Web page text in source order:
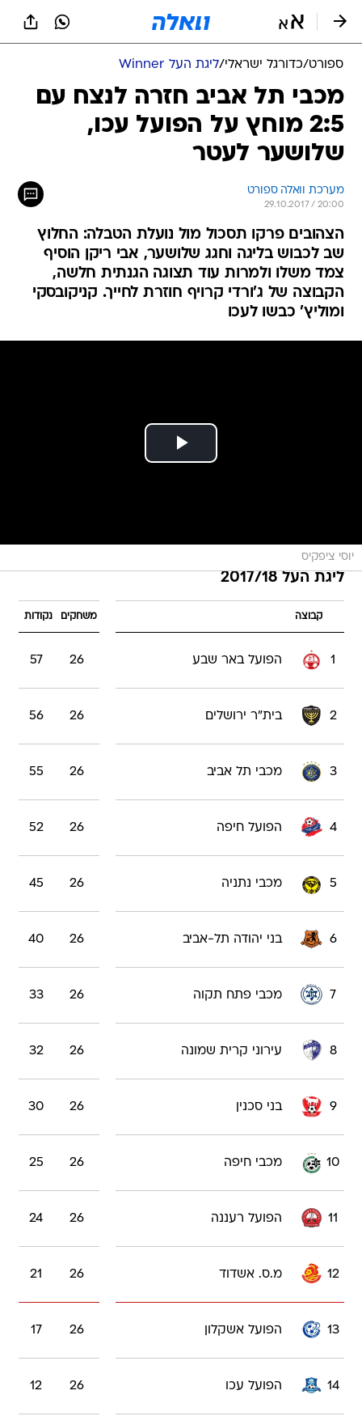
ספורט/כדורגל ישראלי/ליגת העל Winner
מכבי תל אביב חזרה לנצח עם
2:5 מוחץ על הפועל עכו,
שלושער לעטר
מערכת וואלה ספורט
29.10.2017 / 20:00
הצהובים פרקו תסכול מול נועלת הטבלה: החלוץ
שב לכבוש בליגה וחגג שלושער, אבי ריקן הוסיף
צמד משלו ולמרות עוד תצוגה הגנתית חלשה,
הקבוצה של ג'ורדי קרויף חוזרת לחייך. קניקובסקי
ומוליץ' כבשו לעכו
יוסי ציפקיס
ליגת העל 2017/18
קבוצה משחקים נקודות
1 הפועל באר שבע 26
57
2 בית"ר ירושלים 26
56
3 מכבי תל אביב 26
55
4 הפועל חיפה 26
52
5 מכבי נתניה 26
45
6 בני יהודה תל-אביב 26
40
7 מכבי פתח תקוה 26
33
8 עירוני קרית שמונה 26
32
9 בני סכנין 26
30
10 מכבי חיפה 26
25
11 הפועל רעננה 26
24
12 מ.ס. אשדוד 26
21
13 הפועל אשקלון 26
17
14 הפועל עכו 26
12